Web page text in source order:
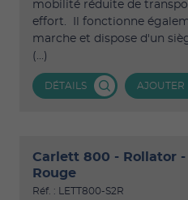
mobilité réduite de
effort. Il fonctionne
marche et dispose d'un
(...)
DÉTAILS AJOUTER
Carlett 800 - Rollator
Rouge
Réf. : LETT800-S2R